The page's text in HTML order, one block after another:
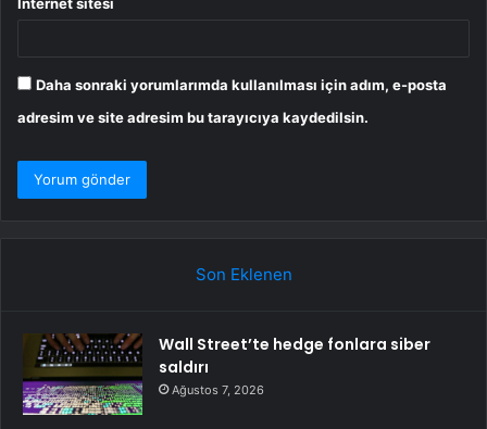
Daha sonraki yorumlarımda kullanılması için adım, e-posta
adresim ve site adresim bu tarayıcıya kaydedilsin.
Son Eklenen
Wall Street’te hedge fonlara siber
saldırı
Ağustos 7, 2026